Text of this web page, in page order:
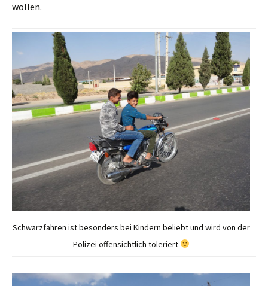
wollen.
Schwarzfahren ist besonders bei Kindern beliebt und wird von der
Polizei offensichtlich toleriert